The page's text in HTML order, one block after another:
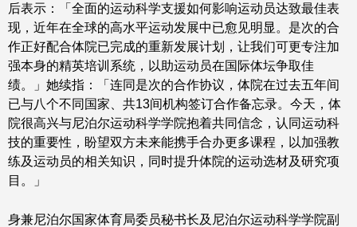
后表示：「全面的运动科学支援如何影响运动员达致最佳表
现，近年在全球的高水平运动发展中已愈见明显。是次的合
作正好配合体院已完成的重新发展计划，让我们可更专注加
强本身的精英培训系统，以助运动员在国际体坛争取佳
绩。」她续指：「连同是次的合作协议，体院在过去五年间
已与八个不同国家、共13间机构签订合作备忘录。今天，体
院很高兴与尼泊尔运动科学学院抱着共同信念，认同运动科
技的重要性，盼望双方未来能携手合办更多课程，以加强教
练及运动员的相关知识，同时提升体院的运动选材及研究项
目。」
身兼尼泊尔国家体育局委员秘书长及尼泊尔运动科学学院副